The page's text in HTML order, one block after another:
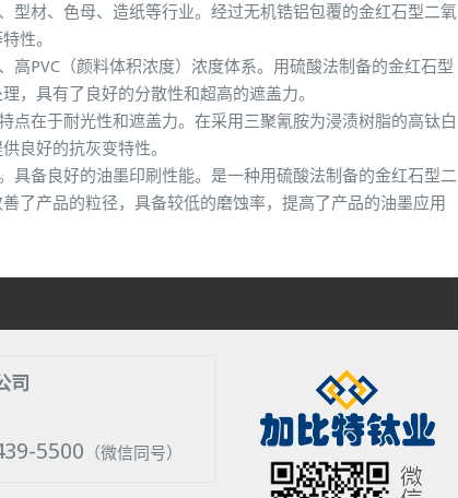
型材、色母、造纸等行业。经过无机锆铝包覆的金红石型二氧
性。
高PVC（颜料体积浓度）浓度体系。用硫酸法制备的金红石型
，具有了良好的分散性和超高的遮盖力。
点在于耐光性和遮盖力。在采用三聚氰胺为浸渍树脂的高钛白
良好的抗灰变特性。
具备良好的油墨印刷性能。是一种用硫酸法制备的金红石型二
了产品的粒径，具备较低的磨蚀率，提高了产品的油墨应用
司
5500 （微信同号）